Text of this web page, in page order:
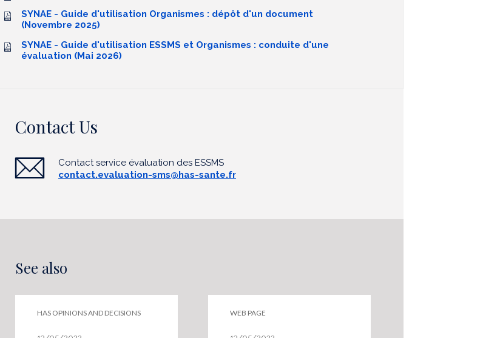
SYNAE - Guide d'utilisation Organismes : dépôt d'un document
(Novembre 2025)
SYNAE - Guide d'utilisation ESSMS et Organismes : conduite d'une
évaluation (Mai 2026)
Contact Us
Contact service évaluation des ESSMS
contact.evaluation-sms@has-sante.fr
See also
HAS OPINIONS AND DECISIONS WEB PAGE